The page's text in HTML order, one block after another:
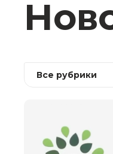
Все рубрики